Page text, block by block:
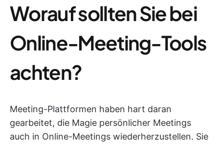
Worauf sollten Sie bei
Online-Meeting-Tools
achten?
Meeting-Plattformen haben hart daran
gearbeitet, die Magie persönlicher Meetings
auch in Online-Meetings wiederherzustellen. Sie